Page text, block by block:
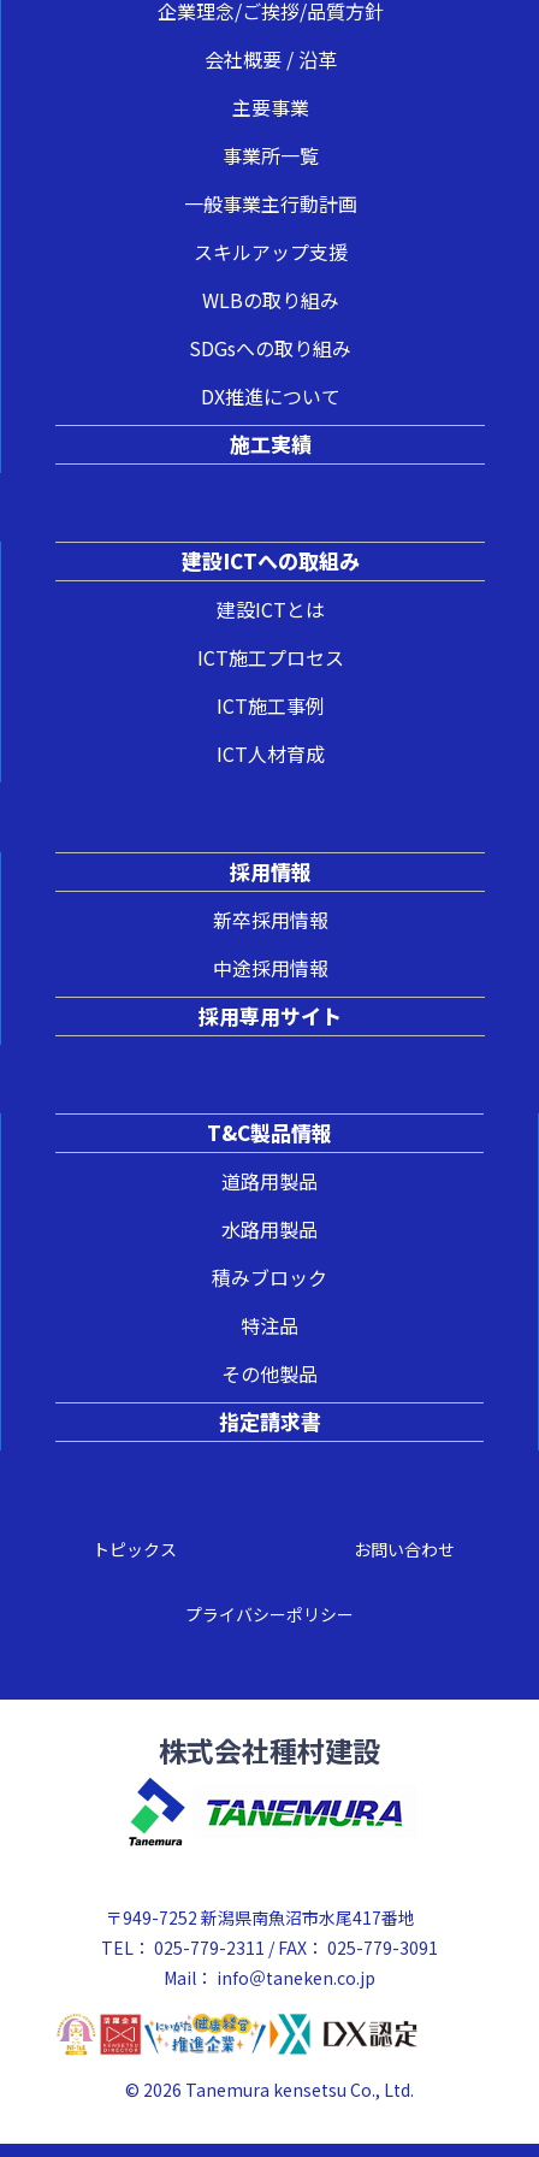
企業理念/ご挨拶/品質方針
会社概要 / 沿革
主要事業
事業所一覧
一般事業主行動計画
スキルアップ支援
WLBの取り組み
SDGsへの取り組み
DX推進について
施工実績
建設ICTへの取組み
建設ICTとは
ICT施工プロセス
ICT施工事例
ICT人材育成
採用情報
新卒採用情報
中途採用情報
採用専用サイト
T&C製品情報
道路用製品
水路用製品
積みブロック
特注品
その他製品
指定請求書
トピックス お問い合わせ
プライバシーポリシー
株式会社種村建設
〒949-7252 新潟県南魚沼市水尾417番地
TEL： 025-779-2311 / FAX： 025-779-3091
Mail： info＠taneken.co.jp
© 2026 Tanemura kensetsu Co., Ltd.